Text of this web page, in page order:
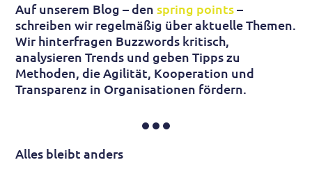
Auf unserem Blog – den spring points–
schreiben wir regelmäßig über aktuelle Themen.
Wir hinterfragen Buzzwords kritisch,
analysieren Trends und geben Tipps zu
Methoden, die Agilität, Kooperation und
Transparenz in Organisationen fördern.
Alles bleibt anders